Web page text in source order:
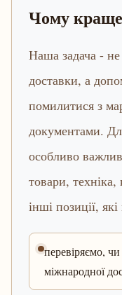
Чому
Наша задача -
доставки, а
помилитися з
документами.
особливо
товари,
інші позиції,
перевіряємо,
міжнародної